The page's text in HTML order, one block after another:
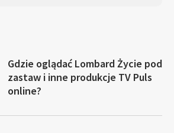
Gdzie oglądać Lombard Życie pod
zastaw i inne produkcje TV Puls
online?